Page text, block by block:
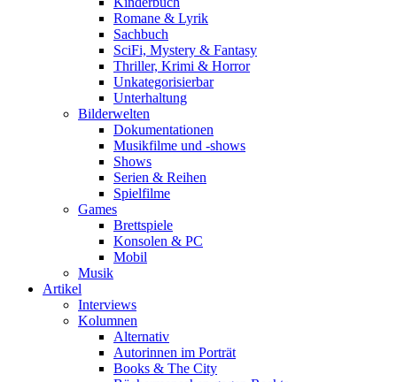
Romane & Lyrik
Sachbuch
SciFi, Mystery & Fantasy
Thriller, Krimi & Horror
Unkategorisierbar
Unterhaltung
Bilderwelten
Dokumentationen
Musikfilme und -shows
Shows
Serien & Reihen
Spielfilme
Games
Brettspiele
Konsolen & PC
Mobil
Musik
Artikel
Interviews
Kolumnen
Alternativ
Autorinnen im Porträt
Books & The City